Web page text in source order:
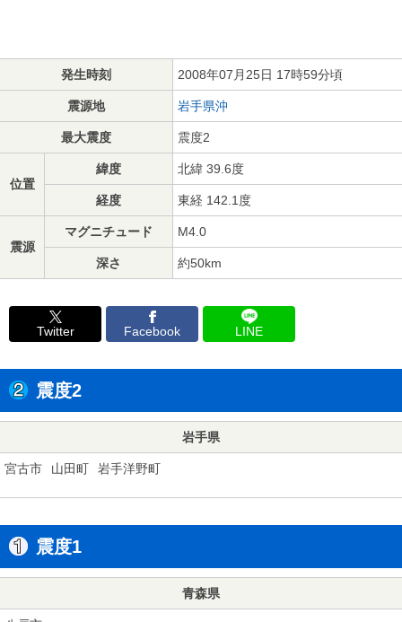
発生時刻 2008年07月25日 17時59分頃
震源地 岩手県沖
最大震度 震度2
位置
緯度 北緯 39.6度
経度 東経 142.1度
震源
マグニチュード M4.0
深さ 約50km
Twitter Facebook LINE
震度2
岩手県
宮古市 山田町 岩手洋野町
震度1
青森県